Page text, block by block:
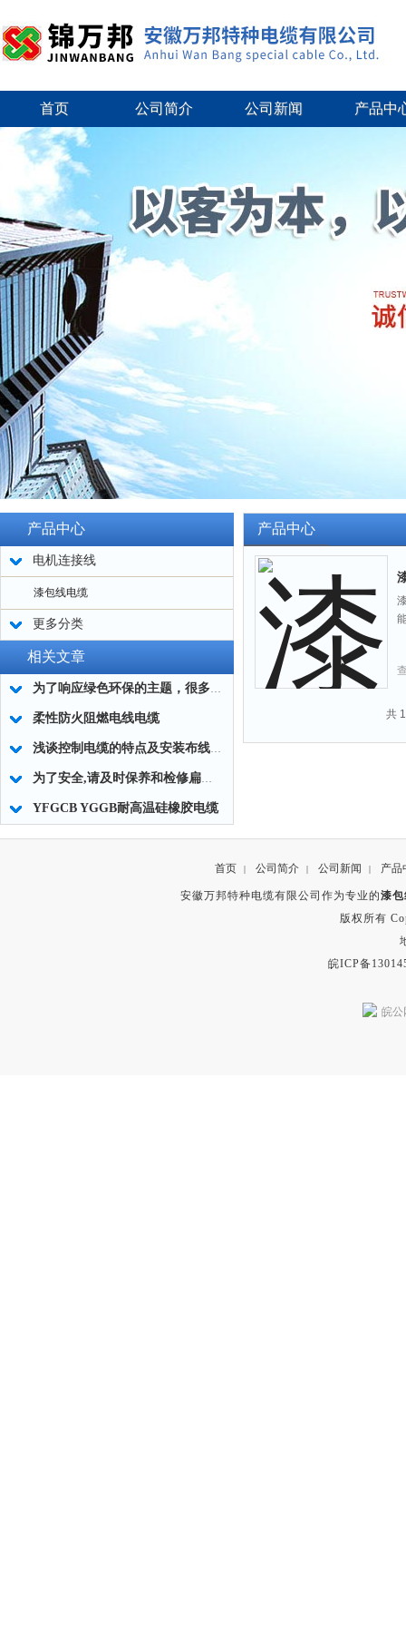
首页 公司简介 公司新闻 产品中
产品中心
电机连接线
漆包线电缆
更多分类
相关文章
为了响应绿色环保的主题，很多线缆企业开始开发绿色环保电缆
柔性防火阻燃电线电缆
浅谈控制电缆的特点及安装布线的注意事项
为了安全,请及时保养和检修扁电缆
YFGCB YGGB耐高温硅橡胶电缆
产品中心
共
首页 | 公司简介 | 公司新闻 | 产品
安徽万邦特种电缆有限公司作为专业的漆
版权所有
皖ICP备
皖公